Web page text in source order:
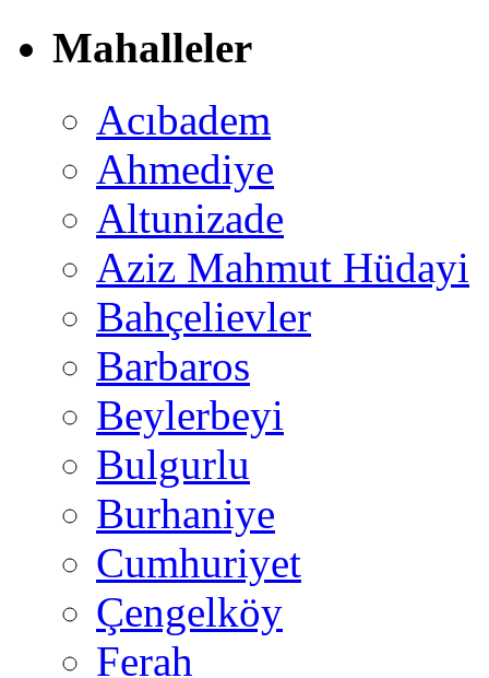
Mahalleler
Acıbadem
Ahmediye
Altunizade
Aziz Mahmut Hüdayi
Bahçelievler
Barbaros
Beylerbeyi
Bulgurlu
Burhaniye
Cumhuriyet
Çengelköy
Ferah